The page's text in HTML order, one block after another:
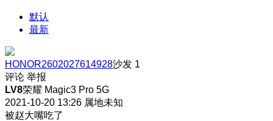
默认
最新
HONOR2602027614928沙发 1
评论 举报
LV8荣耀 Magic3 Pro 5G
2021-10-20 13:26 属地未知
被赵大嘴吃了